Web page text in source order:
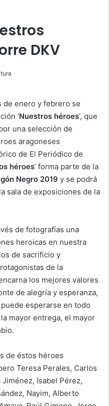
DKV
de enero y febrero se
‘Nuestros héroes’, que
una selección de
aragoneses
de El Periódico de
héroes’ forma parte de la
Negro 2019 y se podrá
sala de exposiciones de la
de fotografías una
heroicas en nuestra
de sacrificio y
de la
los mejores valores
de alegría y esperanza,
esperarse en todo
mayor entrega, el mayor
de éstos héroes
Teresa Perales, Carlos
Isabel Pérez,
Nayim, Alberto